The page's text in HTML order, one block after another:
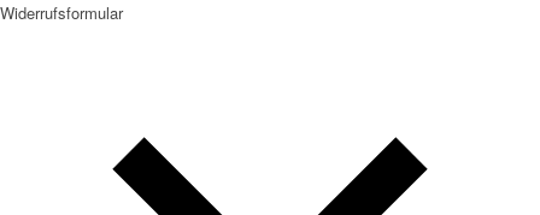
Widerrufsformular